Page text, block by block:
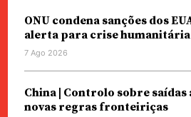
ONU condena sanções dos
alerta para crise humanitária
7 Ago 2026
China | Controlo sobre
novas regras fronteiriças